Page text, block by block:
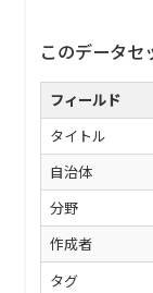
このデータセ
フィールド
タイトル
自治体
分野
作成者
タグ